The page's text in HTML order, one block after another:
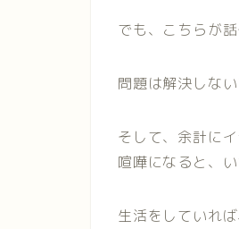
でも、こちらが
問題は解決しな
そして、余計に
喧嘩になると、
生活をしていれ